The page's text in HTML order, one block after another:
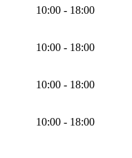
10:00 - 18:00
10:00 - 18:00
10:00 - 18:00
10:00 - 18:00